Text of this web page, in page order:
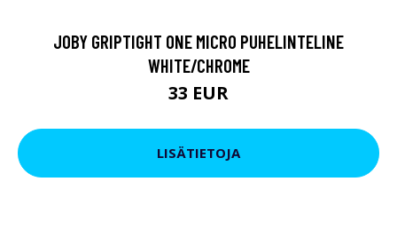
JOBY GRIPTIGHT ONE MICRO PUHELINTELINE
WHITE/CHROME
33 EUR
LISÄTIETOJA